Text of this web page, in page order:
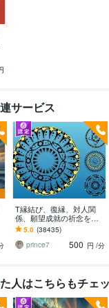
サービス
T縁結び、復縁、対人関
係、願望成就の祈念を承
ります 対象者の思いと状
況、対象者との対話、祈
念
5.0 (38435)
prince7
500 円 /分
人はこちらもチェ